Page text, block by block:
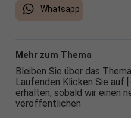
Whatsapp
Mehr zum Thema
Bleiben Sie über das
Laufenden Klicken Sie auf
erhalten, sobald wir einen
veröffentlichen